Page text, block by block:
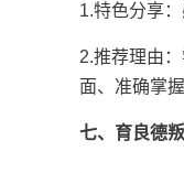
1.特色分享
2.推荐理由
面、准确掌
七、育良德